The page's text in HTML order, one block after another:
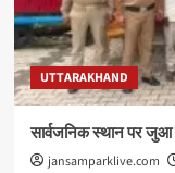
UTTARAKHAND
सार्वजनिक स्थान पर जुआ
jansamparklive.com